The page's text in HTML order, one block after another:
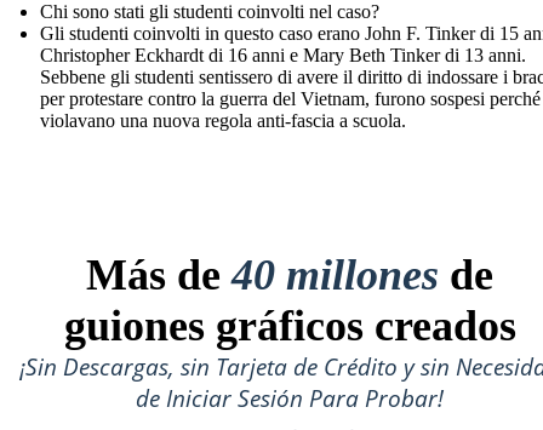
Chi sono stati gli studenti coinvolti nel caso?
Gli studenti coinvolti in questo caso erano John F. Tinker di 15
Christopher Eckhardt di 16 anni e Mary Beth Tinker di 13 anni.
Sebbene gli studenti sentissero di avere il diritto di indossare i
per protestare contro la guerra del Vietnam, furono sospesi perché
violavano una nuova regola anti-fascia a scuola.
Más de40 millones de
guiones gráficos creados
¡Sin Descargas, sin Tarjeta de Crédito y sin
de Iniciar Sesión Para Probar!